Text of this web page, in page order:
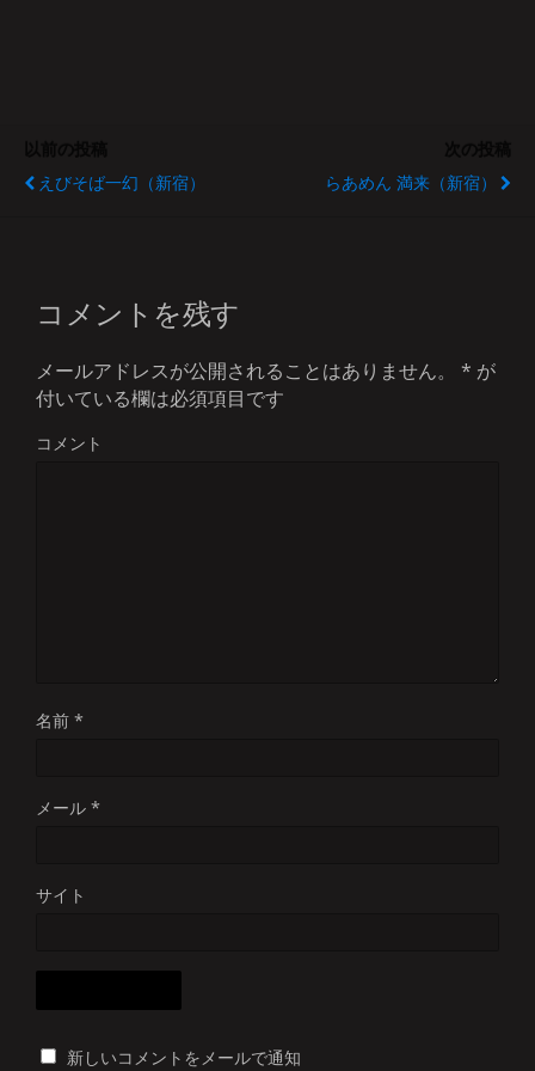
えびそば一幻（新宿）
らあめん 満来（新宿）
コメントを残す
メールアドレスが公開されることはありません。 * が
付いている欄は必須項目です
コメント
名前 *
メール *
サイト
新しいコメントをメールで通知